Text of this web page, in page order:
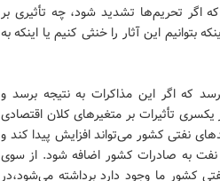
اگر تحریم‌‌ها تشدید شود، چه تأثیری بر
بتوانیم این آثار را خنثی کنیم یا اینکه به
که اگر این مذاکرات به نتیجه برسد و
یکسری تأثیرات بر متغیرهای کلان اقتصادی
نفتی کشور می‌تواند افزایش پیدا کند و
به صادرات کشور اضافه شود. از سوی
کشور ما وجود دارد برداشته می‌شود،در